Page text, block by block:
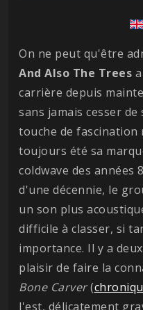
On ne peut qu'être
And Also The Trees
carrière depuis
sans jamais cesser
touche de fascination
toujours été sa
coldwave des années
d'une décennie, le
un son plus
difficile à classer, si
importance. Il y a
plaisir de faire la
Bone Carver(
l'est, délicatement